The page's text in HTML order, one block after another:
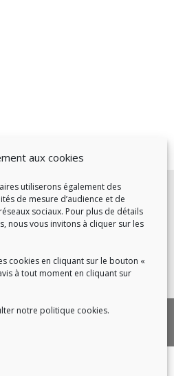
aux cookies
utiliserons également des
de mesure d’audience et de
sociaux. Pour plus de détails
nous vous invitons à cliquer sur les
cookies en cliquant sur le bouton «
à tout moment en cliquant sur
notre politique cookies.